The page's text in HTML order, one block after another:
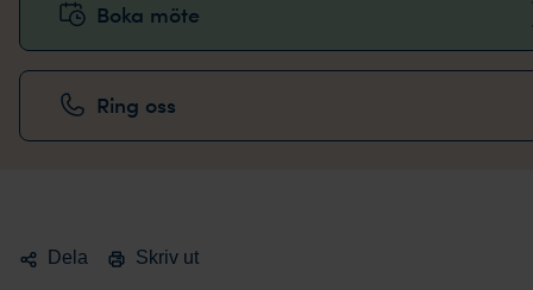
Boka möte
Ring oss
Dela Skriv ut